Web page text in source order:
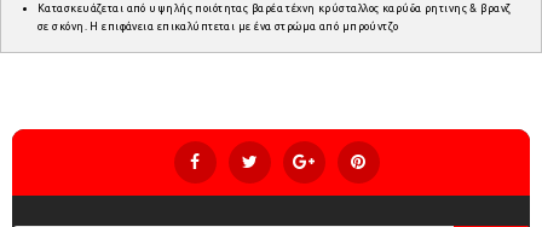
Κατασκευάζεται από υψηλής ποιότητας βαρέα τέχνη κρύσταλλος καρύδα ρητινης & βρανζ
σε σκόνη. Η επιφάνεια επικαλύπτεται με ένα στρώμα από μπρούντζο